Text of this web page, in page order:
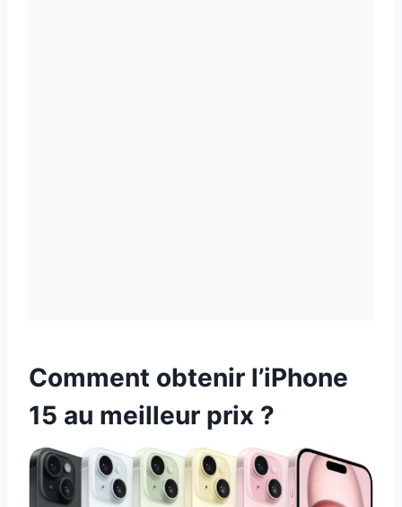
Comment obtenir l’iPhone
15 au meilleur prix ?